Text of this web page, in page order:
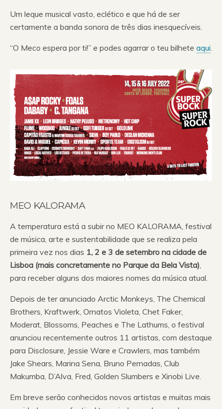
Um leque musical vasto, eclético e que há de ser
certamente a banda sonora de três dias inesquecíveis.
“O Meco espera por ti!” e podes agarrar o teu bilhete aqui
MEO KALORAMA
A temperatura está a subir no MEO KALORAMA, festival
de música, arte e sustentabilidade que se realiza pela
primeira vez nos dias 1, 2 e 3 de setembro na cidade de
Lisboa (mais concretamente no Parque da Bela Vista),
para receber alguns dos maiores nomes da música atual.
Depois de ter anunciado Arctic Monkeys, The Chemical
Brothers, Kraftwerk, Ornatos Violeta, Chet Faker,
Moderat, Blossoms, Peaches e The Lathums, o festival
anunciou recentemente outros 11 artistas, com destaque
para Disclosure, Jessie Ware e Crawlers, mas também
Jake Shears, Marina Sena, Bruno Pernadas, Club
Makumba, D’Alva, Fred, Golden Slumbers e Xinobi Live.
Em breve serão conhecidos novos artistas e muitas mais